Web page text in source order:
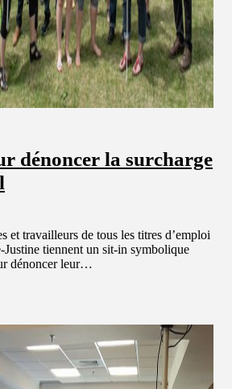
dénoncer la surcharge
et travailleurs de tous les titres d’emploi
tiennent un sit-in symbolique
dénoncer leur…